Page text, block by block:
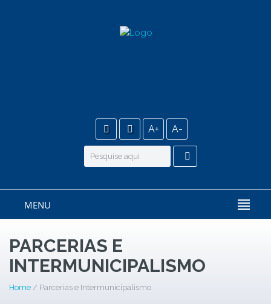
A+ A-
MENU
PARCERIAS E
INTERMUNICIPALISMO
Home / Parcerias e Intermunicipalismo